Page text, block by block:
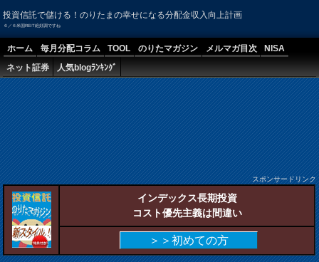
投資信託で儲ける！のりたまの幸せになる分配金収入向上計画
６／６米国REIT絶好調ですね
ホーム 毎月分配コラム TOOL のりたマガジン メルマガ目次
NISA
ネット証券
人気blogﾗﾝｷﾝｸﾞ
スポンサードリンク
インデックス長期投資
コスト優先主義は間違い
＞＞初めての方